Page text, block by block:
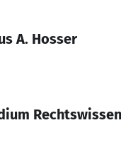
A. Hosser